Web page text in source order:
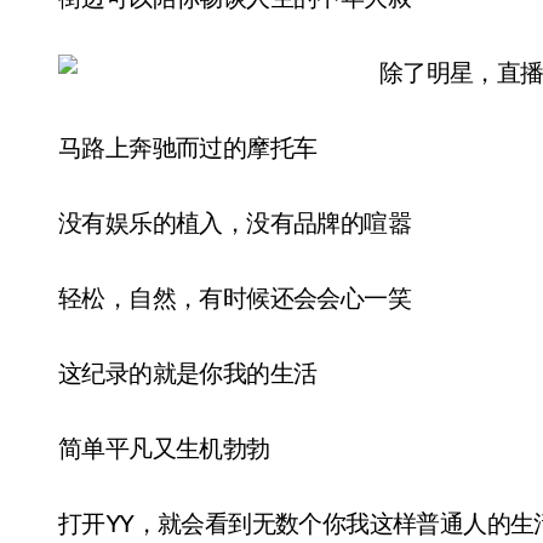
马路上奔驰而过的摩托车
没有娱乐的植入，没有品牌的喧嚣
轻松，自然，有时候还会会心一笑
这纪录的就是你我的生活
简单平凡又生机勃勃
打开YY，就会看到无数个你我这样普通人的生